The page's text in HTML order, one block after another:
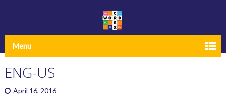
Menu
ENG-US
April 16, 2016